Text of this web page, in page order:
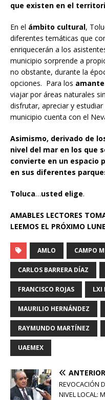
que existen en el
En el ámbito cultural,
diferentes temáticas que
enriquecerán a los
municipio sorprende a
no obstante, durante la
opciones. Para los
viajar por áreas naturales
disfrutar, apreciar y
municipio cuenta con el
Asimismo, derivado de
nivel del mar en los que
convierte en un espacio
en sus diferentes
Toluca…usted elige.
AMABLES LECTORES
LEEMOS EL PRÓXIMO
AMLO CAMPO
CARLOS BARRERA DÍAZ
FRANCISCO ROJAS LXI
MAURILIO HERNÁNDEZ
RAYMUNDO MARTÍNEZ
UAEMEX
ANTERIOR
REVOCACIÓN
NIVEL LOCAL: